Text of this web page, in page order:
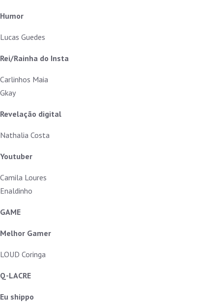
Humor
Lucas Guedes
Rei/Rainha do Insta
Carlinhos Maia
Gkay
Revelação digital
Nathalia Costa
Youtuber
Camila Loures
Enaldinho
GAME
Melhor Gamer
LOUD Coringa
Q-LACRE
Eu shippo